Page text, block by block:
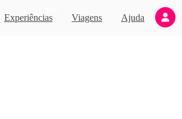
Experiências Viagens Ajuda